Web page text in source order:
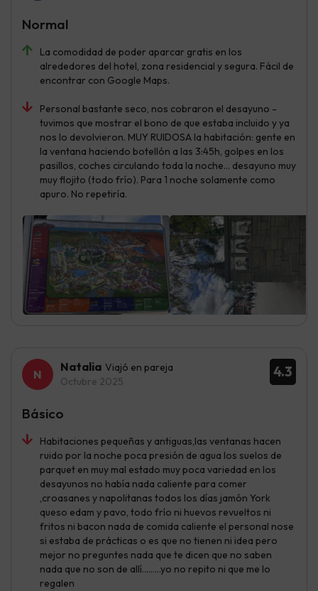
La comodidad de poder aparcar gratis en los
alrededores del hotel, zona residencial y segura. Fácil de
encontrar con Google Maps.
Personal bastante seco, nos cobraron el desayuno -
tuvimos que mostrar el bono de que estaba incluido y ya
nos lo devolvieron. MUY RUIDOSA la habitación: gente en
la ventana haciendo botellón a las 3:45h, golpes en los
pasillos, coches circulando toda la noche… desayuno muy
muy flojito (todo frío). Para 1 noche solamente como
apuro. No repetiría.
Normal
4.3
Natalia Viajó en pareja
Octubre 2025
Habitaciones pequeñas y antiguas,las ventanas hacen
ruido por la noche poca presión de agua los suelos de
parquet en muy mal estado muy poca variedad en los
desayunos no había nada caliente para comer
,croasanes y napolitanas todos los días jamón York
queso edam y pavo, todo frío ni huevos revueltos ni
fritos ni bacon nada de comida caliente el personal nose
si estaba de prácticas o es que no tienen ni idea pero
mejor no preguntes nada que te dicen que no saben
nada que no son de allí.........yo no repito ni que me lo
regalen
Básico